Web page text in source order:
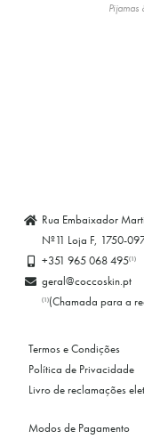
Rua Embaixador
Nº11 Loja F, 1750-
+351 965 068 495(1)
geral@coccoskin.pt
(1)(Chamada para a
Termos e Condições
Política de Privacidade
Livro de reclamações
Modos de Pagamento